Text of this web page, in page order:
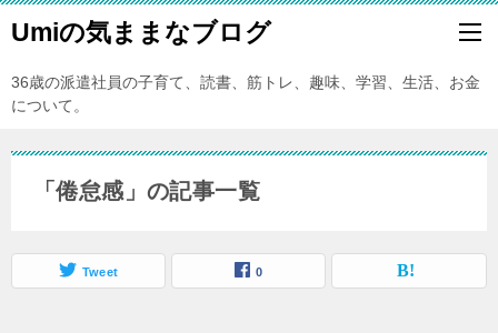
Umiの気ままなブログ
36歳の派遣社員の子育て、読書、筋トレ、趣味、学習、生活、お金
について。
「倦怠感」の記事一覧
Tweet 0